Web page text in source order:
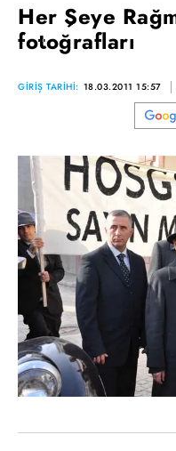
Her Şeye
fotoğrafları
GİRİŞ TARİHİ: 18.03.2011 15:57